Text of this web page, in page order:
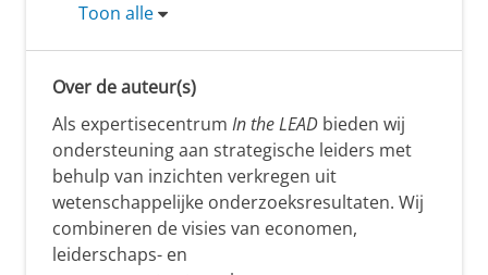
Toon alle
Over de auteur(s)
Als expertisecentrum In the LEAD bieden wij
ondersteuning aan strategische leiders met
behulp van inzichten verkregen uit
wetenschappelijke onderzoeksresultaten. Wij
combineren de visies van economen,
leiderschaps- en